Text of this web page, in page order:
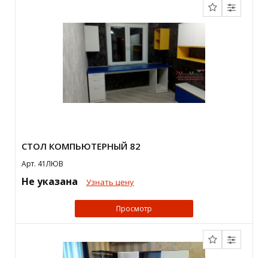
СТОЛ КОМПЬЮТЕРНЫЙ 82
Арт. 41ЛЮВ
Не указана Узнать цену
Просмотр